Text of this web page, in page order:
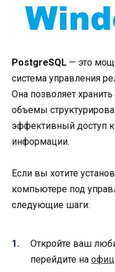
PostgreSQL — это
система управления
Она позволяет
объемы
эффективный доступ к
информации.
Если вы хотите
компьютере под
следующие шаги:
Откройте ваш
перейдите на